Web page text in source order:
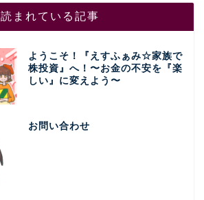
読まれている記事
ようこそ！『えすふぁみ☆家族で
株投資』へ！〜お金の不安を『楽
しい』に変えよう〜
お問い合わせ